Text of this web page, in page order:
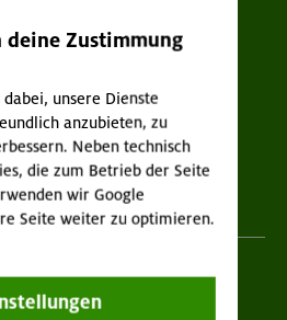
Zustimmung
unsere Dienste
anzubieten, zu
Neben technisch
die zum Betrieb der Seite
wir Google
Seite weiter zu optimieren.